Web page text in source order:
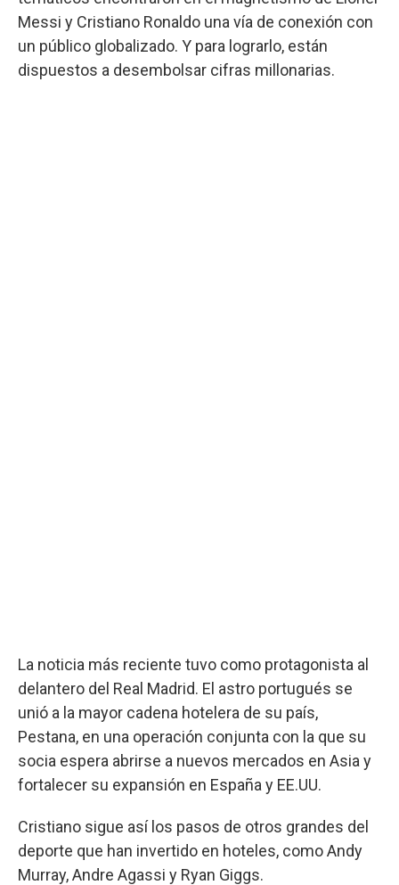
Messi y Cristiano Ronaldo una vía de conexión con
un público globalizado. Y para lograrlo, están
dispuestos a desembolsar cifras millonarias.
La noticia más reciente tuvo como protagonista al
delantero del Real Madrid. El astro portugués se
unió a la mayor cadena hotelera de su país,
Pestana, en una operación conjunta con la que su
socia espera abrirse a nuevos mercados en Asia y
fortalecer su expansión en España y EE.UU.
Cristiano sigue así los pasos de otros grandes del
deporte que han invertido en hoteles, como Andy
Murray, Andre Agassi y Ryan Giggs.